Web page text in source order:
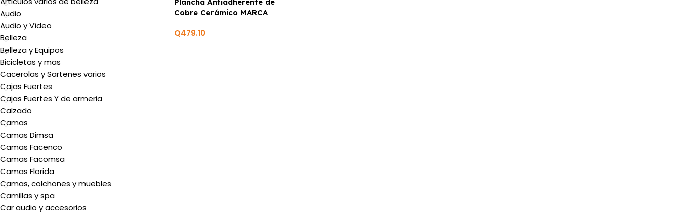
Audio
Audio y Vídeo
Belleza
Belleza y Equipos
Bicicletas y mas
Cacerolas y Sartenes varios
Cajas Fuertes
Cajas Fuertes Y de armeria
Calzado
Camas
Camas Dimsa
Camas Facenco
Camas Facomsa
Camas Florida
Camas, colchones y muebles
Camillas y spa
Car audio y accesorios
Cobre Cerámico MARCA
Q479.10